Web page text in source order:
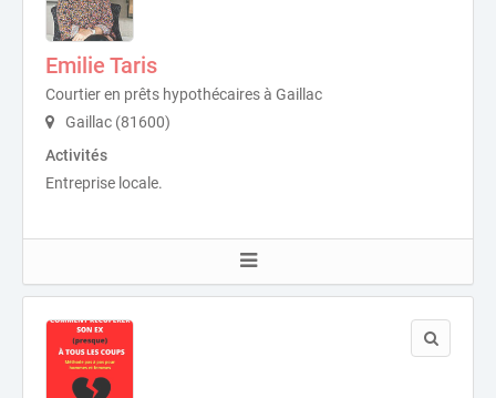
Emilie Taris
Courtier en prêts hypothécaires à Gaillac
Gaillac (81600)
Activités
Entreprise locale.